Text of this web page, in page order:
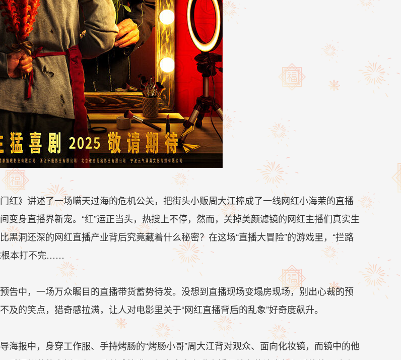
红》讲述了一场瞒天过海的危机公关，把街头小贩周大江捧成了一线网红小海茉的直播
变身直播界新宠。“红”运正当头，热搜上不停，然而，关掉美颜滤镜的网红主播们真实生
黑洞还深的网红直播产业背后究竟藏着什么秘密？在这场“直播大冒险”的游戏里，“拦路
根本打不完……
告中，一场万众瞩目的直播带货蓄势待发。没想到直播现场变塌房现场，别出心裁的预
及的笑点，猎奇感拉满，让人对电影里关于“网红直播背后的乱象”好奇度飙升。
海报中，身穿工作服、手持烤肠的“烤肠小哥”周大江背对观众、面向化妆镜，而镜中的他